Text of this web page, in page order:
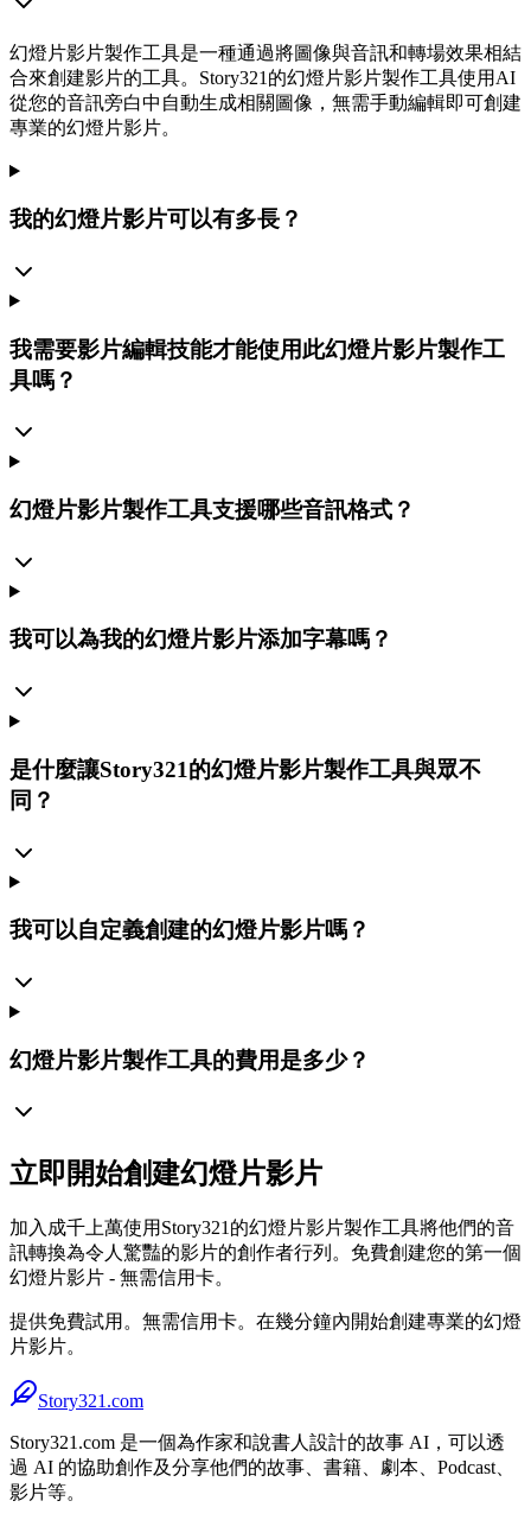
幻燈片影片製作工具是一種通過將圖像與音訊和轉場效果相結
合來創建影片的工具。Story321的幻燈片影片製作工具使用AI
從您的音訊旁白中自動生成相關圖像，無需手動編輯即可創建
專業的幻燈片影片。
我的幻燈片影片可以有多長？
我需要影片編輯技能才能使用此幻燈片影片製作工
具嗎？
幻燈片影片製作工具支援哪些音訊格式？
我可以為我的幻燈片影片添加字幕嗎？
是什麼讓Story321的幻燈片影片製作工具與眾不
同？
我可以自定義創建的幻燈片影片嗎？
幻燈片影片製作工具的費用是多少？
立即開始創建幻燈片影片
加入成千上萬使用Story321的幻燈片影片製作工具將他們的音
訊轉換為令人驚豔的影片的創作者行列。免費創建您的第一個
幻燈片影片 - 無需信用卡。
提供免費試用。無需信用卡。在幾分鐘內開始創建專業的幻燈
片影片。
Story321.com
Story321.com 是一個為作家和說書人設計的故事 AI，可以透
過 AI 的協助創作及分享他們的故事、書籍、劇本、Podcast、
影片等。